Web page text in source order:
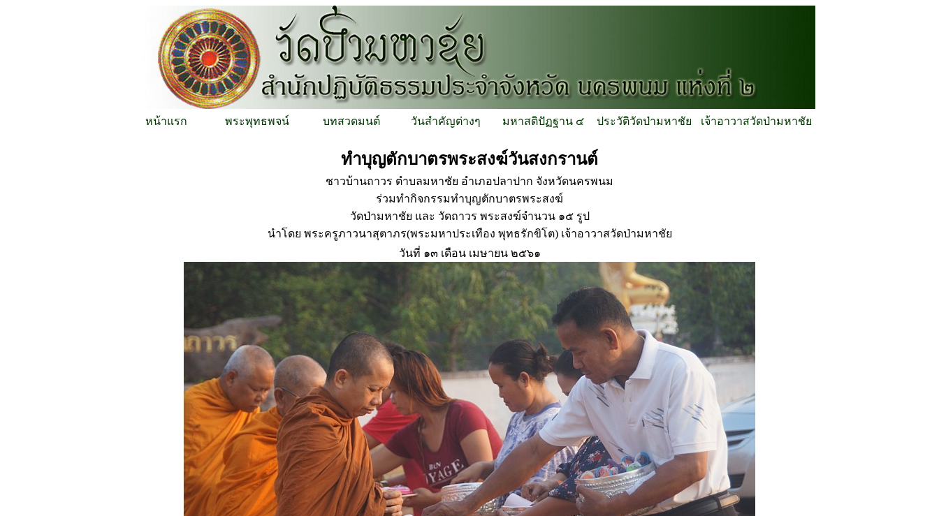
หน้าแรก พระพุทธพจน์ บทสวดมนต์ วันสำคัญต่างๆ มหาสติปัฏฐาน ๔ ประวัติวัดป่ามหาชัย เจ้าอาวาสวัดป่ามหาชัย
ทำบุญตักบาตรพระสงฆ์วันสงกรานต์
ชาวบ้านถาวร ตำบลมหาชัย อำเภอปลาปาก จังหวัดนครพนม
ร่วมทำกิจกรรมทำบุญตักบาตรพระสงฆ์
วัดป่ามหาชัย และ วัดถาวร พระสงฆ์จำนวน ๑๕ รูป
นำโดย พระครูภาวนาสุตาภร(พระมหาประเทือง พุทธรักขิโต) เจ้าอาวาสวัดป่ามหาชัย
วันที่ ๑๓ เดือน เมษายน ๒๕๖๑